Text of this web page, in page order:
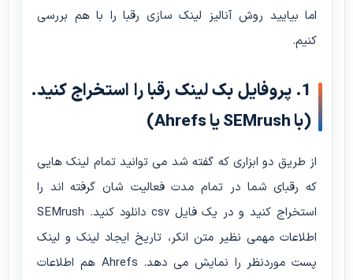
اما بیایید روش آنالیز لینک سازی رقبا را با هم بررسی
کنیم.
1. پروفایل بک لینک رقبا را استخراج کنید.
(با SEMrush یا Ahrefs)
از طریق دو ابزاری که گفته شد می توانید تمام لینک هایی
که رقبای شما در تمام مدت فعالیت شان گرفته اند را
استخراج کنید و در یک فایل csv دانلود کنید. SEMrush
اطلاعات مهمی نظیر متن انکر، تاریخ ایجاد لینک و لینک
پست موردنظر را نمایش می دهد. Ahrefs هم اطلاعات